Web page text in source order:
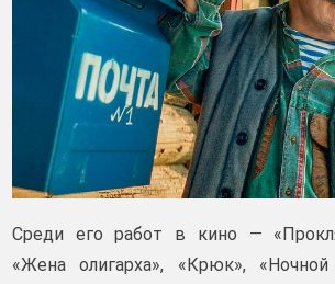
Среди его работ в кино —
«Жена олигарха», «Крюк»,